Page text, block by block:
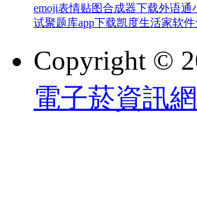
emoji表情贴图合成器下载外语通
试聚题库app下载凯度生活家软
Copyright ©
電子菸資訊網